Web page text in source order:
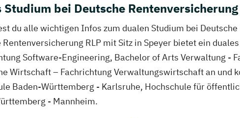
Studium bei Deutsche Rentenversicherung
du alle wichtigen Infos zum dualen Studium bei Deutsche
Rentenversicherung RLP mit Sitz in Speyer bietet ein
Software-Engineering, Bachelor of Arts Verwaltung -
Wirtschaft – Fachrichtung Verwaltungswirtschaft an und
Baden-Württemberg - Karlsruhe, Hochschule für
- Mannheim.